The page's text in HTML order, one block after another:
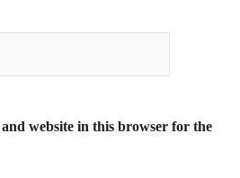
website in this browser for the